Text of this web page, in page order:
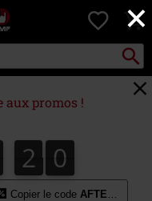
×
0
aux promos !
1
2
1 8
9
8
0
9
Copier le code AFTERWORK